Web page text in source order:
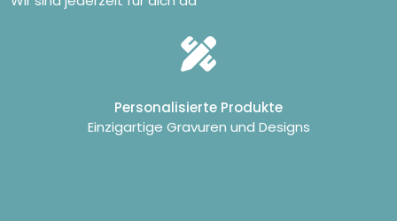
Personalisierte Produkte
Einzigartige Gravuren und Designs